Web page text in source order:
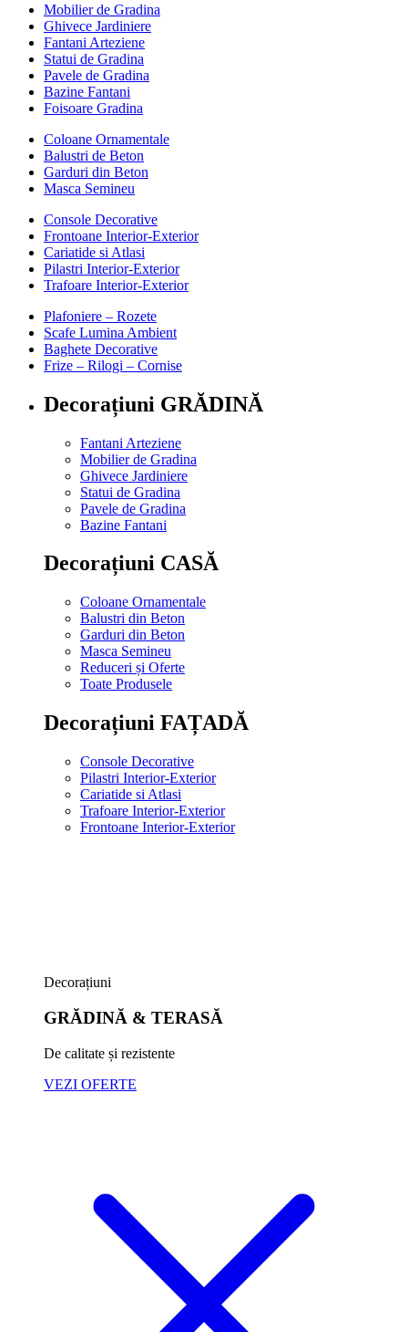
Mobilier de Gradina
Ghivece Jardiniere
Fantani Arteziene
Statui de Gradina
Pavele de Gradina
Bazine Fantani
Foisoare Gradina
Coloane Ornamentale
Balustri de Beton
Garduri din Beton
Masca Semineu
Console Decorative
Frontoane Interior-Exterior
Cariatide si Atlasi
Pilastri Interior-Exterior
Trafoare Interior-Exterior
Plafoniere – Rozete
Scafe Lumina Ambient
Baghete Decorative
Frize – Rilogi – Cornise
Decorațiuni GRĂDINĂ
Fantani Arteziene
Mobilier de Gradina
Ghivece Jardiniere
Statui de Gradina
Pavele de Gradina
Bazine Fantani
Decorațiuni CASĂ
Coloane Ornamentale
Balustri din Beton
Garduri din Beton
Masca Semineu
Reduceri și Oferte
Toate Produsele
Decorațiuni FAȚADĂ
Console Decorative
Pilastri Interior-Exterior
Cariatide si Atlasi
Trafoare Interior-Exterior
Frontoane Interior-Exterior
Decorațiuni
GRĂDINĂ & TERASĂ
De calitate și rezistente
VEZI OFERTE